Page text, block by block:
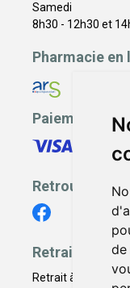
de
Samedi
8h30 - 12h30 et
Pharmacie en
Paiement
Retrouvez-
Retrait -
Retrait à la